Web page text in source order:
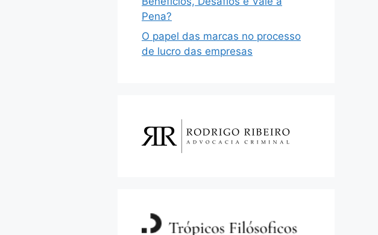
Pena?
O papel das marcas no processo
de lucro das empresas